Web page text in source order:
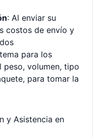
: Al enviar su
costos de envío y
para los
peso, volumen, tipo
para tomar la
y Asistencia en